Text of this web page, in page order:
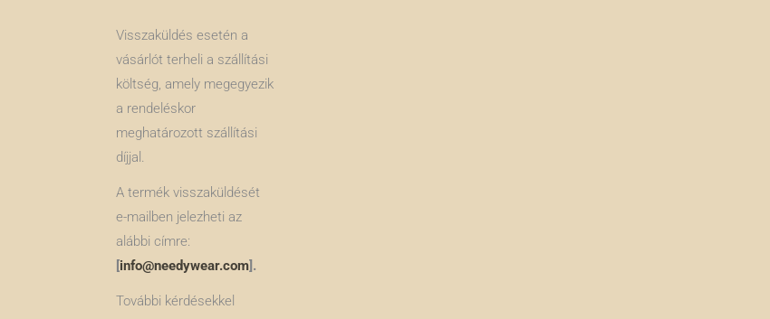
Visszaküldés esetén a
vásárlót terheli a szállítási
költség, amely megegyezik
a rendeléskor
meghatározott szállítási
díjjal.
A termék visszaküldését
e-mailben jelezheti az
alábbi címre:
[info@needywear.com].
További kérdésekkel